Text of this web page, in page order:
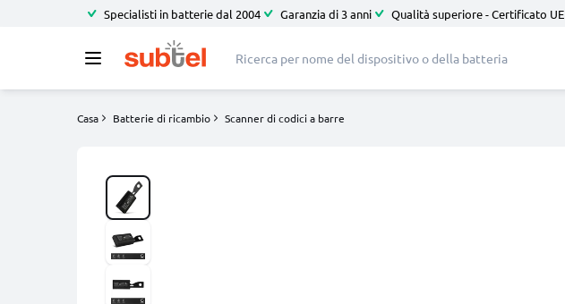
Specialisti in batterie dal 2004 Garanzia di 3 anni Qualità superiore - Certificato UE
Casa Batterie di ricambio Scanner di codici a barre